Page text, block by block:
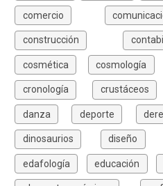
comercio
construcción
cosmética cosmología
cronología crustáceos
danza deporte
dinosaurios diseño
edafología educación